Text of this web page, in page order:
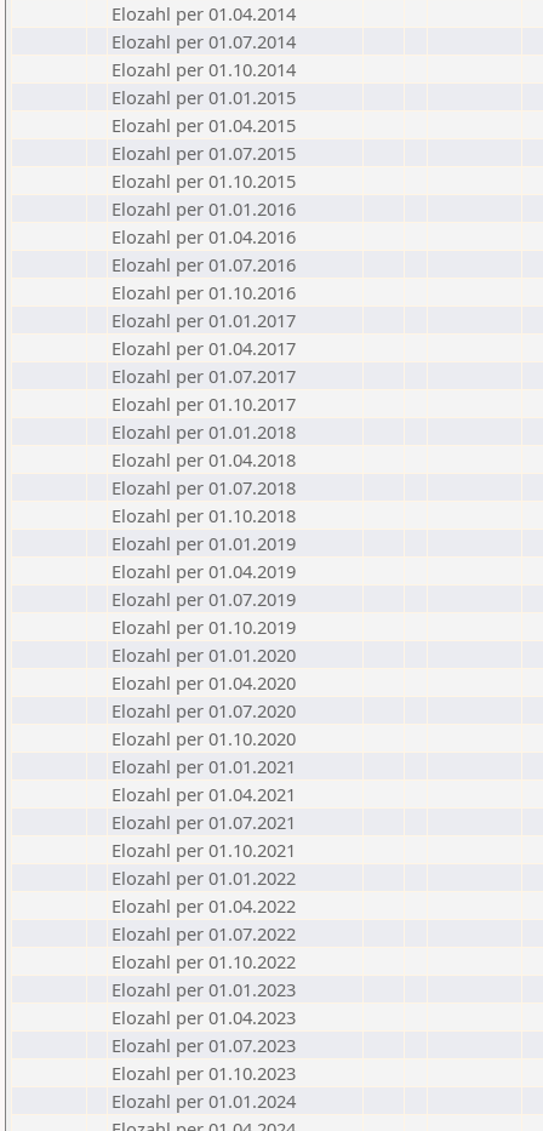
Elozahl per 01.04.2014
Elozahl per 01.07.2014
Elozahl per 01.10.2014
Elozahl per 01.01.2015
Elozahl per 01.04.2015
Elozahl per 01.07.2015
Elozahl per 01.10.2015
Elozahl per 01.01.2016
Elozahl per 01.04.2016
Elozahl per 01.07.2016
Elozahl per 01.10.2016
Elozahl per 01.01.2017
Elozahl per 01.04.2017
Elozahl per 01.07.2017
Elozahl per 01.10.2017
Elozahl per 01.01.2018
Elozahl per 01.04.2018
Elozahl per 01.07.2018
Elozahl per 01.10.2018
Elozahl per 01.01.2019
Elozahl per 01.04.2019
Elozahl per 01.07.2019
Elozahl per 01.10.2019
Elozahl per 01.01.2020
Elozahl per 01.04.2020
Elozahl per 01.07.2020
Elozahl per 01.10.2020
Elozahl per 01.01.2021
Elozahl per 01.04.2021
Elozahl per 01.07.2021
Elozahl per 01.10.2021
Elozahl per 01.01.2022
Elozahl per 01.04.2022
Elozahl per 01.07.2022
Elozahl per 01.10.2022
Elozahl per 01.01.2023
Elozahl per 01.04.2023
Elozahl per 01.07.2023
Elozahl per 01.10.2023
Elozahl per 01.01.2024